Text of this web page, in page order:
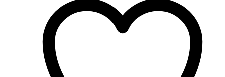
вариаций.